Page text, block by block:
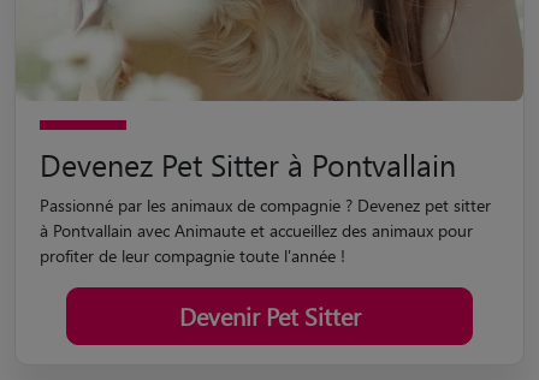
Devenez Pet Sitter à Pontvallain
Passionné par les animaux de compagnie ? Devenez pet sitter
à Pontvallain avec Animaute et accueillez des animaux pour
profiter de leur compagnie toute l'année !
Devenir Pet Sitter